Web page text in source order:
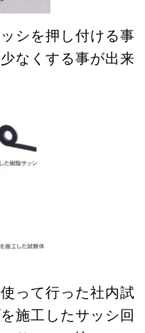
シを押し付ける事
なくする事が出来
って行った社内試
施工したサッシ回